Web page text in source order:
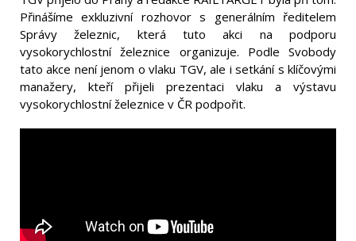
Přinášíme exkluzivní rozhovor s generálním ředitelem
Správy železnic, která tuto akci na podporu
vysokorychlostní železnice organizuje. Podle Svobody
tato akce není jenom o vlaku TGV, ale i setkání s klíčovými
manažery, kteří přijeli prezentaci vlaku a výstavu
vysokorychlostní železnice v ČR podpořit.